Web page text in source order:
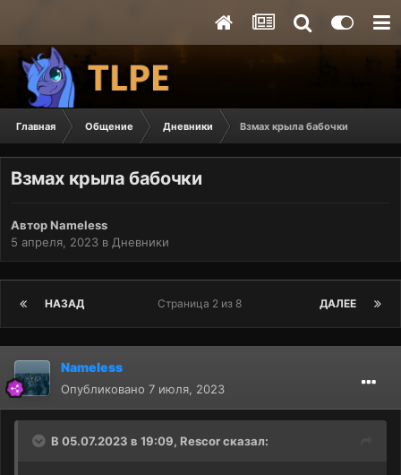
Главная Общение Дневники Взмах крыла бабочки
Взмах крыла бабочки
АвторNameless
5 апреля, 2023 в Дневники
НАЗАД ДАЛЕЕ
Страница 2 из 8
Nameless
Опубликовано 7 июля, 2023
В 05.07.2023 в 19:09, Rescorсказал: